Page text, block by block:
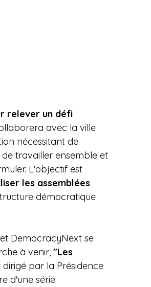
relever un défi
avec la ville
nécessitant de
de travailler ensemble et
L'objectif est
les assemblées
démocratique
DemocracyNext se
à venir, "Les
par la Présidence
d'une série